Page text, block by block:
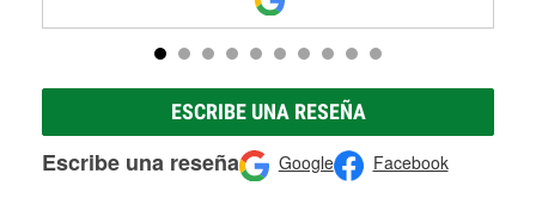
ESCRIBE UNA RESEÑA
Escribe una reseña Google Facebook